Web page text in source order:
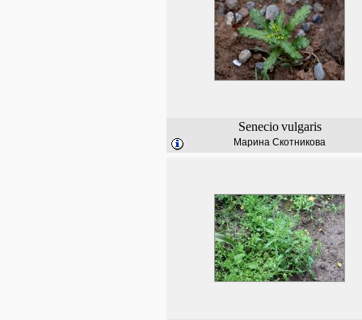
Senecio vulgaris
Марина Скотникова